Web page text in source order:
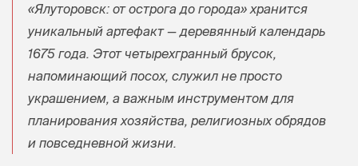
«Ялуторовск: от острога до города» хранится
уникальный артефакт — деревянный календарь
1675 года. Этот четырехгранный брусок,
напоминающий посох, служил не просто
украшением, а важным инструментом для
планирования хозяйства, религиозных обрядов
и повседневной жизни.